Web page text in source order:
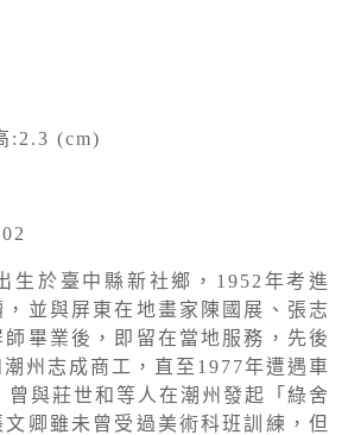
:2.3 (cm)
生於臺中縣新社鄉，1952年考進
並與屏東在地畫家陳國展、張志
畢業後，即留在當地服務，先後
州志成商工，直至1977年遭遇車
曾與莊世和等人在潮州發起「綠舍
卿雖未曾受過美術科班訓練，但